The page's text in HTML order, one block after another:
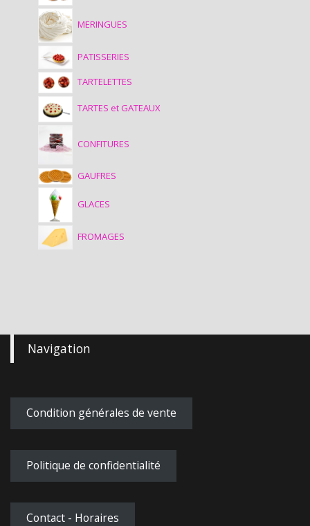
MERINGUES
PATISSERIES
TARTELETTES
TARTES et GATEAUX
CONFITURES
GAUFRES
GLACES
FROMAGES
Navigation
Condition générales de vente
Politique de confidentialité
Contact - Horaires